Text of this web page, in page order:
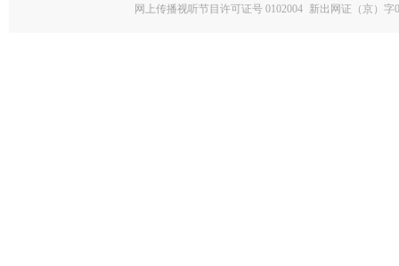
网上传播视听节目许可证号 0102004 新出网证（京）